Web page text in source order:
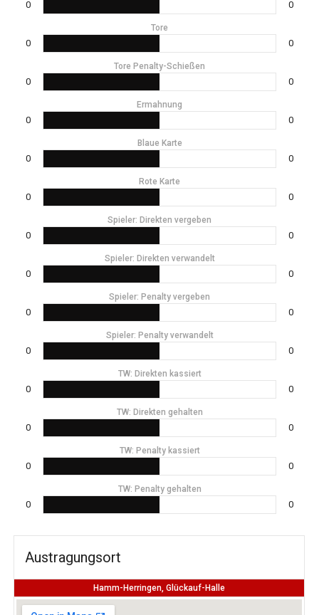
0 0
Tore
0 0
Tore Penalty-Schießen
0 0
Ermahnung
0 0
Blaue Karte
0 0
Rote Karte
0 0
Spieler: Direkten vergeben
0 0
Spieler: Direkten verwandelt
0 0
Spieler: Penalty vergeben
0 0
Spieler: Penalty verwandelt
0 0
TW: Direkten kassiert
0 0
TW: Direkten gehalten
0 0
TW: Penalty kassiert
0 0
TW: Penalty gehalten
0 0
Austragungsort
Hamm-Herringen, Glückauf-Halle